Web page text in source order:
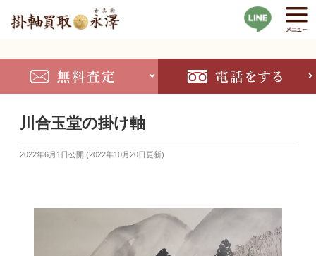
川合玉堂の掛け軸
2022年6月1日公開 (2022年10月20日更新)